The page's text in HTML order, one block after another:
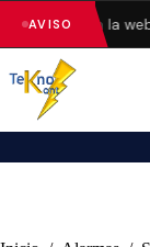
AVISO
errores en la